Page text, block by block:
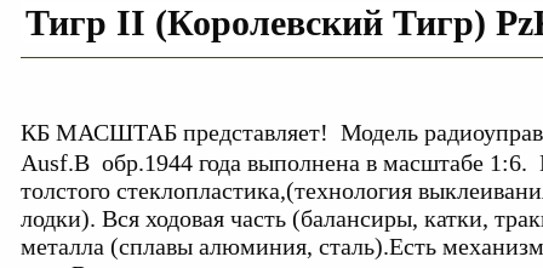
Тигр II (Королевский Тигр)
КБ МАСШТАБ представляет! Модель
Ausf.B обр.1944 года выполнена в масштабе 1:6.
толстого стеклопластика,(технология
лодки). Вся ходовая часть (балансиры, катки,
металла (сплавы алюминия, сталь).Есть